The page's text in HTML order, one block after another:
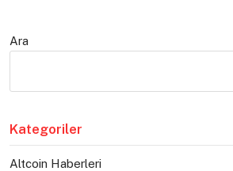
Ara
Kategoriler
Altcoin Haberleri